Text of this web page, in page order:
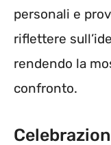
personali e
riflettere
rendendo la
confronto.